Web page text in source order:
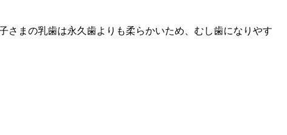
さまの乳歯は永久歯よりも柔らかいため、むし歯になりやす